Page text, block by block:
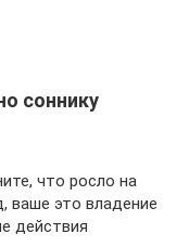
соннику
что росло на
ваше это владение
действия